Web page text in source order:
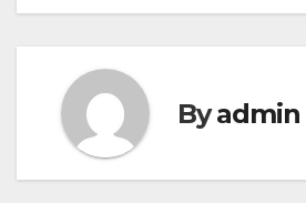
Byadmin